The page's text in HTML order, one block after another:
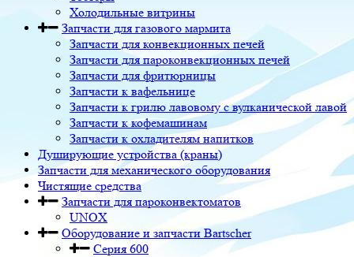
Холодильные витрины
Запчасти для газового мармита
Запчасти для конвекционных печей
Запчасти для пароконвекционных печей
Запчасти для фритюрницы
Запчасти к вафельнице
Запчасти к грилю лавовому с вулканической лавой
Запчасти к кофемашинам
Запчасти к охладителям напитков
Душирующие устройства (краны)
Запчасти для механического оборудования
Чистящие средства
Запчасти для пароконвектоматов
UNOX
Оборудование и запчасти Bartscher
Серия 600